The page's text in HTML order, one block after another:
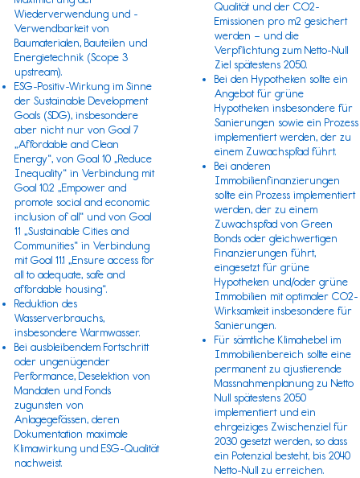
Wiederverwendung und -
Verwendbarkeit von
Baumaterialen, Bauteilen und
Energietechnik (Scope 3
upstream).
ESG-Positiv-Wirkung im Sinne
der Sustainable Development
Goals (SDG), insbesondere
aber nicht nur von Goal 7
„Affordable and Clean
Energy“, von Goal 10 „Reduce
Inequality“ in Verbindung mit
Goal 10.2 „Empower and
promote social and economic
inclusion of all“ und von Goal
11 „Sustainable Cities and
Communities“ in Verbindung
mit Goal 11.1 „Ensure access for
all to adequate, safe and
affordable housing“.
Reduktion des
Wasserverbrauchs,
insbesondere Warmwasser.
Bei ausbleibendem Fortschritt
oder ungenügender
Performance, Deselektion von
Mandaten und Fonds
zugunsten von
Anlagegefässen, deren
Dokumentation maximale
Klimawirkung und ESG-Qualität
nachweist.
Qualität und der CO2-
Emissionen pro m2 gesichert
werden – und die
Verpflichtung zum Netto-Null
Ziel spätestens 2050.
Bei den Hypotheken sollte ein
Angebot für grüne
Hypotheken insbesondere für
Sanierungen sowie ein Prozess
implementiert werden, der zu
einem Zuwachspfad führt.
Bei anderen
Immobilienfinanzierungen
sollte ein Prozess implementiert
werden, der zu einem
Zuwachspfad von Green
Bonds oder gleichwertigen
Finanzierungen führt,
eingesetzt für grüne
Hypotheken und/oder grüne
Immobilien mit optimaler CO2-
Wirksamkeit insbesondere für
Sanierungen.
Für sämtliche Klimahebel im
Immobilienbereich sollte eine
permanent zu ajustierende
Massnahmenplanung zu Netto
Null spätestens 2050
implementiert und ein
ehrgeiziges Zwischenziel für
2030 gesetzt werden, so dass
ein Potenzial besteht, bis 2040
Netto-Null zu erreichen.